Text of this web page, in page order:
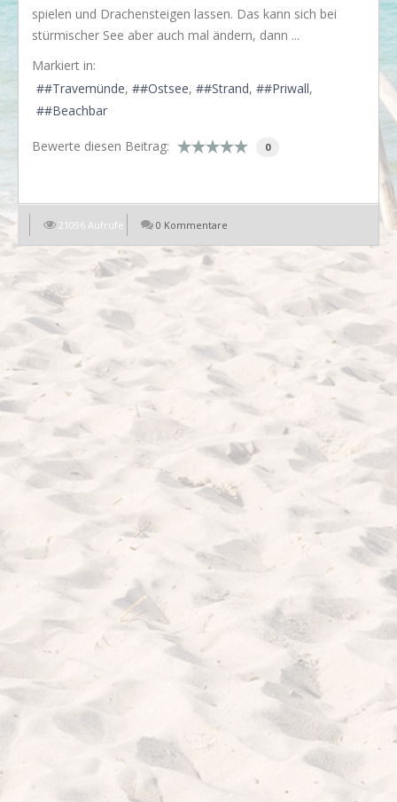
Lässige Möbel
Strände
Styling
Kramkiste
Kontaktformular
spielen und Drachensteigen lassen. Das kann sich bei
stürmischer See aber auch mal ändern, dann ...
Markiert in:
#Travemünde
#Ostsee #Strand
#Priwall
#Beachbar
Bewerte diesen Beitrag: 0
21096 Aufrufe 0 Kommentare